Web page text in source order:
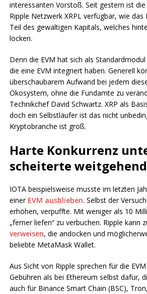
interessanten Vorstoß. Seit gestern ist
Ripple Netzwerk XRPL verfügbar, wie
Teil des gewaltigen Kapitals, welches
locken.
Denn die EVM hat sich als
die eine EVM integriert haben. Generell
überschaubarem Aufwand bei jedem
Ökosystem, ohne die Fundamte zu
Technikchef David Schwartz. XRP als
doch ein Selbstläufer ist das nicht
Kryptobranche ist groß.
Harte Konkurrenz
scheiterte weitgehend
IOTA beispielsweise musste im letzten
einer EVM ausblieben. Selbst der
erhöhen, verpuffte. Mit weniger als 10
„ferner liefen“ zu verbuchen. Ripple
verweisen, die andocken und
beliebte MetaMask Wallet.
Aus Sicht von Ripple sprechen für die
Gebühren als bei Ethereum selbst dafür,
auch für Binance Smart Chain (BSC),